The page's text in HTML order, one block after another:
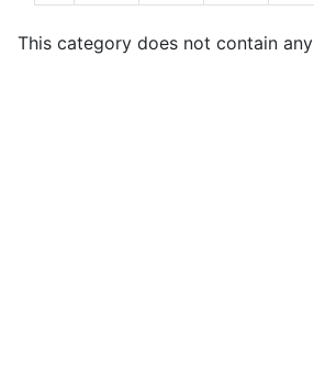
This category does not contain